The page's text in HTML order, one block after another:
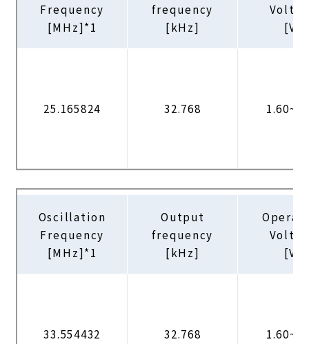
Frequency
[MHz]*1
frequency
[kHz]
[V]
25.165824 32.768
Oscillation
Frequency
[MHz]*1
Output
frequency
[kHz]
[V]
33.554432 32.768